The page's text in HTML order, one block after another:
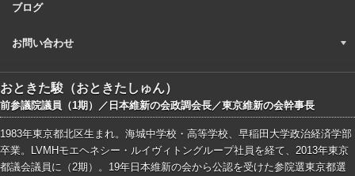
ブログ
お問い合わせ
おときた駿（おときたしゅん）
前参議院議員（1期）／日本維新の会政調会長／東京維新の会幹事長
1983年東京都北区生まれ。海城中学校・高等学校、早稲田大学政治経済学部
卒業。LVMHモエヘネシー・ルイヴィトングループ社員を経て、2013年東京
都議会議員に（2期）。19年日本維新の会から公認を受けた参院選東京都選